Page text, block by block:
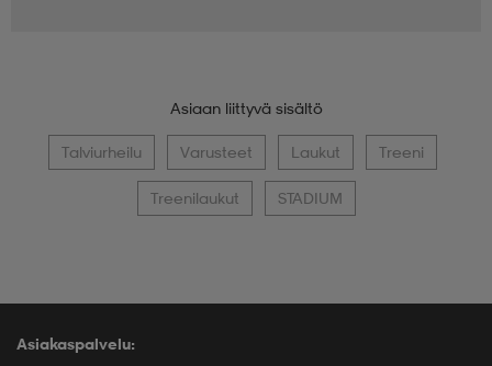
Asiaan liittyvä sisältö
Talviurheilu Varusteet Laukut Treeni
Treenilaukut STADIUM
Asiakaspalvelu: